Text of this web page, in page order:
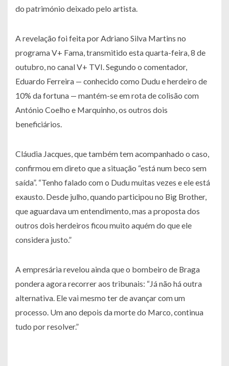
do património deixado pelo artista.
A revelação foi feita por Adriano Silva Martins no
programa V+ Fama, transmitido esta quarta-feira, 8 de
outubro, no canal V+ TVI. Segundo o comentador,
Eduardo Ferreira — conhecido como Dudu e herdeiro de
10% da fortuna — mantém-se em rota de colisão com
António Coelho e Marquinho, os outros dois
beneficiários.
Cláudia Jacques, que também tem acompanhado o caso,
confirmou em direto que a situação “está num beco sem
saída”. “Tenho falado com o Dudu muitas vezes e ele está
exausto. Desde julho, quando participou no Big Brother,
que aguardava um entendimento, mas a proposta dos
outros dois herdeiros ficou muito aquém do que ele
considera justo.”
A empresária revelou ainda que o bombeiro de Braga
pondera agora recorrer aos tribunais: “Já não há outra
alternativa. Ele vai mesmo ter de avançar com um
processo. Um ano depois da morte do Marco, continua
tudo por resolver.”